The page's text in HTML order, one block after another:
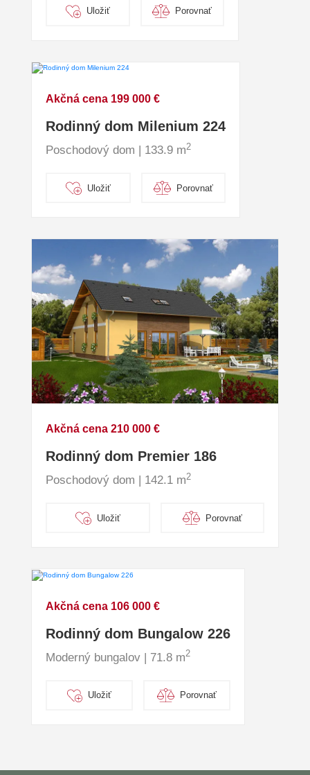
Uložiť Porovnať
Akčná cena 199 000 €
Rodinný dom Milenium 224
Poschodový dom | 133.9 m2
Uložiť Porovnať
Akčná cena 210 000 €
Rodinný dom Premier 186
Poschodový dom | 142.1 m2
Uložiť Porovnať
Akčná cena 106 000 €
Rodinný dom Bungalow 226
Moderný bungalov | 71.8 m2
Uložiť Porovnať